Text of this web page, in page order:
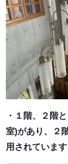
・１階、２階
室)があり、２
用されています